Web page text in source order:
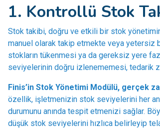
1. Kontrollü Stok
Stok takibi, doğru ve etkili bir stok
manuel olarak takip etmekte veya yetersiz
stokların tükenmesi ya da gereksiz yere
seviyelerinin doğru izlenememesi, tedarik
Finis’in Stok Yönetimi Modülü, gerçek
özellik, işletmenizin stok seviyelerini her
durumunu anında tespit etmenizi sağlar.
düşük stok seviyelerini hızlıca belirleyip